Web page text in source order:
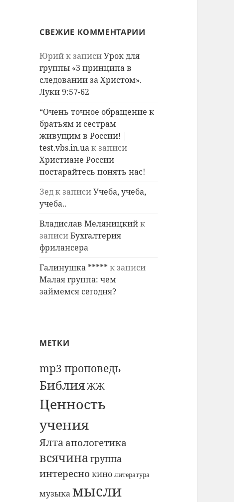
СВЕЖИЕ КОММЕНТАРИИ
Юрийк записиУрок для
группы «3 принципа в
следовании за Христом».
Луки 9:57-62
“Очень точное обращение к
братьям и сестрам
живущим в России! |
test.vbs.in.uaк записи
Христиане России
постарайтесь понять нас!
Зедк записиУчеба, учеба,
учеба..
Владислав Меляницкийк
записиБухгалтерия
фрилансера
Галинушка ***** к записи
Малая группа: чем
займемся сегодня?
МЕТКИ
mp3 проповедь
БиблияЖЖ
Ценность
учения
Ялтаапологетика
всячина группа
интересно кино литература
музыкамысли